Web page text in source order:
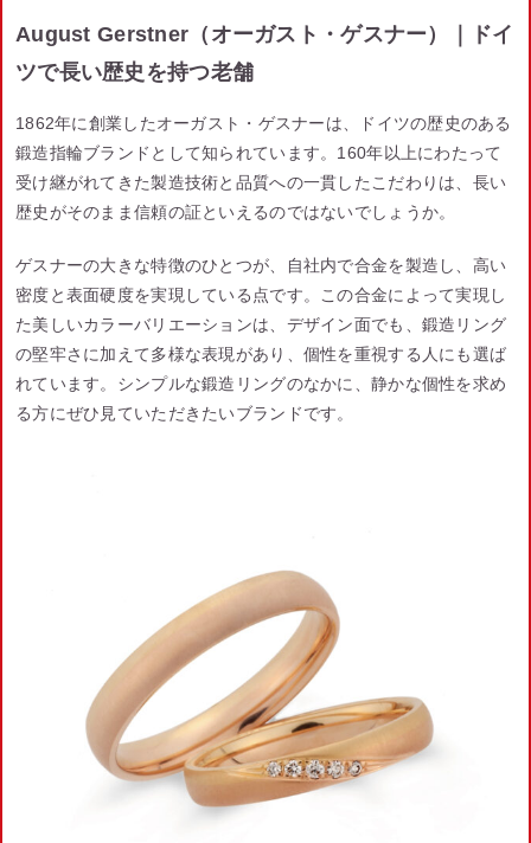
August Gerstner（オーガスト・ゲスナー）｜ドイ
ツで長い歴史を持つ老舗
1862年に創業したオーガスト・ゲスナーは、ドイツの歴史のある
鍛造指輪ブランドとして知られています。160年以上にわたって
受け継がれてきた製造技術と品質への一貫したこだわりは、長い
歴史がそのまま信頼の証といえるのではないでしょうか。
ゲスナーの大きな特徴のひとつが、自社内で合金を製造し、高い
密度と表面硬度を実現している点です。この合金によって実現し
た美しいカラーバリエーションは、デザイン面でも、鍛造リング
の堅牢さに加えて多様な表現があり、個性を重視する人にも選ば
れています。シンプルな鍛造リングのなかに、静かな個性を求め
る方にぜひ見ていただきたいブランドです。